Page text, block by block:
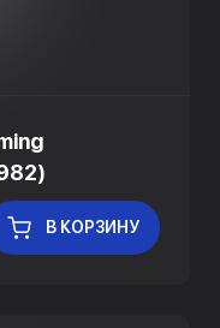
В КОРЗИНУ